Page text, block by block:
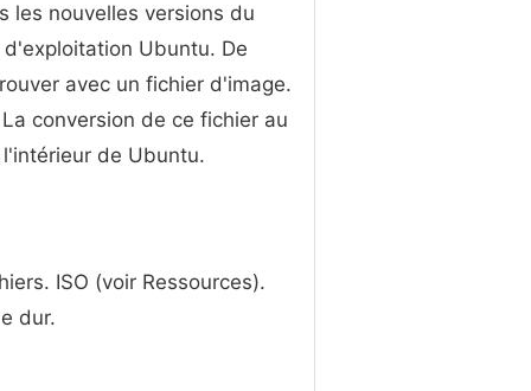
les nouvelles versions du
Ubuntu. De
avec un fichier d'image.
conversion de ce fichier au
de Ubuntu.
ISO (voir Ressources).
dur.